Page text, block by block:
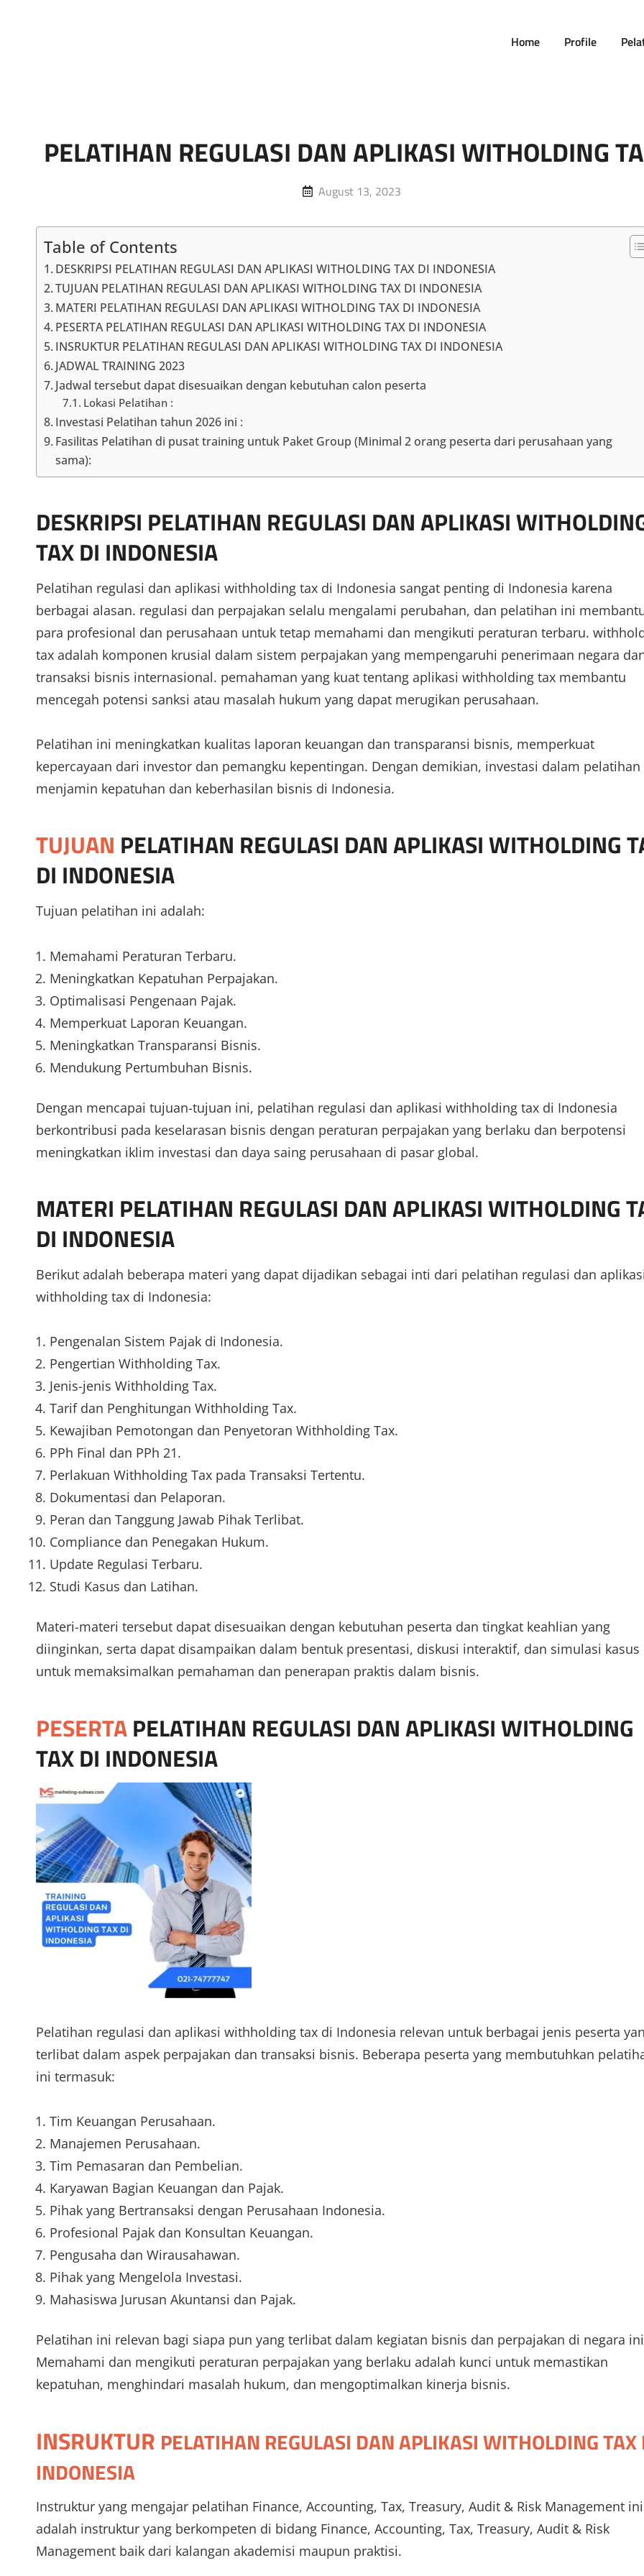
Home Profile
PELATIHAN REGULASI DAN APLIKASI WITHOLDING
Posted
August 13, 2023
Table of Contents
DESKRIPSI PELATIHAN REGULASI DAN APLIKASI WITHOLDING TAX DI INDONESIA
TUJUAN PELATIHAN REGULASI DAN APLIKASI WITHOLDING TAX DI INDONESIA
MATERI PELATIHAN REGULASI DAN APLIKASI WITHOLDING TAX DI INDONESIA
PESERTA PELATIHAN REGULASI DAN APLIKASI WITHOLDING TAX DI INDONESIA
INSRUKTUR PELATIHAN REGULASI DAN APLIKASI WITHOLDING TAX DI INDONESIA
JADWAL TRAINING 2023
Jadwal tersebut dapat disesuaikan dengan kebutuhan calon peserta
Lokasi Pelatihan :
Investasi Pelatihan tahun 2026 ini :
Fasilitas Pelatihan di pusat training untuk Paket Group (Minimal 2 orang peserta dari perusahaan yang
sama):
DESKRIPSI PELATIHAN REGULASI DAN APLIKASI
TAX DI INDONESIA
Pelatihan regulasi dan aplikasi withholding tax di Indonesia sangat penting di Indonesia karena
berbagai alasan. regulasi dan perpajakan selalu mengalami perubahan, dan pelatihan ini
para profesional dan perusahaan untuk tetap memahami dan mengikuti peraturan terbaru.
tax adalah komponen krusial dalam sistem perpajakan yang mempengaruhi penerimaan negara
transaksi bisnis internasional. pemahaman yang kuat tentang aplikasi withholding tax membantu
mencegah potensi sanksi atau masalah hukum yang dapat merugikan perusahaan.
Pelatihan ini meningkatkan kualitas laporan keuangan dan transparansi bisnis, memperkuat
kepercayaan dari investor dan pemangku kepentingan. Dengan demikian, investasi dalam
menjamin kepatuhan dan keberhasilan bisnis di Indonesia.
TUJUAN PELATIHAN REGULASI DAN APLIKASI WITHOLDING
DI INDONESIA
Tujuan pelatihan ini adalah:
Memahami Peraturan Terbaru.
Meningkatkan Kepatuhan Perpajakan.
Optimalisasi Pengenaan Pajak.
Memperkuat Laporan Keuangan.
Meningkatkan Transparansi Bisnis.
Mendukung Pertumbuhan Bisnis.
Dengan mencapai tujuan-tujuan ini, pelatihan regulasi dan aplikasi withholding tax di Indonesia
berkontribusi pada keselarasan bisnis dengan peraturan perpajakan yang berlaku dan berpotensi
meningkatkan iklim investasi dan daya saing perusahaan di pasar global.
MATERI PELATIHAN REGULASI DAN APLIKASI WITHOLDING
DI INDONESIA
Berikut adalah beberapa materi yang dapat dijadikan sebagai inti dari pelatihan regulasi dan
withholding tax di Indonesia:
Pengenalan Sistem Pajak di Indonesia.
Pengertian Withholding Tax.
Jenis-jenis Withholding Tax.
Tarif dan Penghitungan Withholding Tax.
Kewajiban Pemotongan dan Penyetoran Withholding Tax.
PPh Final dan PPh 21.
Perlakuan Withholding Tax pada Transaksi Tertentu.
Dokumentasi dan Pelaporan.
Peran dan Tanggung Jawab Pihak Terlibat.
Compliance dan Penegakan Hukum.
Update Regulasi Terbaru.
Studi Kasus dan Latihan.
Materi-materi tersebut dapat disesuaikan dengan kebutuhan peserta dan tingkat keahlian yang
diinginkan, serta dapat disampaikan dalam bentuk presentasi, diskusi interaktif, dan simulasi kasus
untuk memaksimalkan pemahaman dan penerapan praktis dalam bisnis.
PESERTAPELATIHAN REGULASI DAN APLIKASI WITHOLDING
TAX DI INDONESIA
Pelatihan regulasi dan aplikasi withholding tax di Indonesia relevan untuk berbagai jenis peserta
terlibat dalam aspek perpajakan dan transaksi bisnis. Beberapa peserta yang membutuhkan
ini termasuk:
Tim Keuangan Perusahaan.
Manajemen Perusahaan.
Tim Pemasaran dan Pembelian.
Karyawan Bagian Keuangan dan Pajak.
Pihak yang Bertransaksi dengan Perusahaan Indonesia.
Profesional Pajak dan Konsultan Keuangan.
Pengusaha dan Wirausahawan.
Pihak yang Mengelola Investasi.
Mahasiswa Jurusan Akuntansi dan Pajak.
Pelatihan ini relevan bagi siapa pun yang terlibat dalam kegiatan bisnis dan perpajakan di negara
Memahami dan mengikuti peraturan perpajakan yang berlaku adalah kunci untuk memastikan
kepatuhan, menghindari masalah hukum, dan mengoptimalkan kinerja bisnis.
INSRUKTUR PELATIHAN REGULASI DAN APLIKASI WITHOLDING TAX
INDONESIA
Instruktur yang mengajar pelatihan Finance, Accounting, Tax, Treasury, Audit & Risk Management ini
adalah instruktur yang berkompeten di bidang Finance, Accounting, Tax, Treasury, Audit & Risk
Management baik dari kalangan akademisi maupun praktisi.